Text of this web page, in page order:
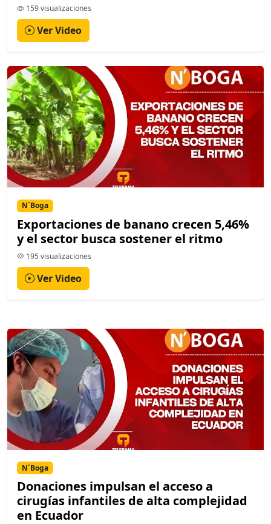
159 visualizaciones
Ver Video
N´Boga
Exportaciones de banano crecen 5,46%
y el sector busca sostener el ritmo
195 visualizaciones
Ver Video
N´Boga
Donaciones impulsan el acceso a
cirugías infantiles de alta complejidad
en Ecuador